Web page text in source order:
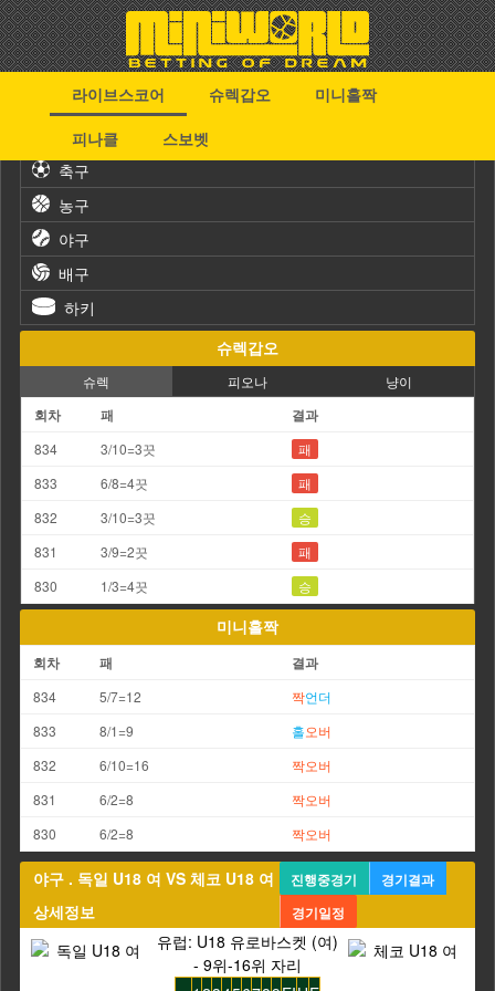
라이브스코어 슈렉갑오
미니홀짝
피나클
스보벳
축구
농구
야구
배구
하키
슈렉갑오
슈렉 피오나 냥이
회차 패 결과
834 3/10=3끗
패
833
6/8=4끗
패
832
3/10=3끗
승
831
3/9=2끗
패
830
1/3=4끗 승
미니홀짝
회차 패 결과
834 5/7=12 짝언더
833
8/1=9 홀오버
832
6/10=16 짝오버
831
6/2=8 짝오버
830
6/2=8 짝오버
야구 . 독일 U18 여 VS 체코 U18 여
상세정보
진행중경기
경기결과
경기일정
유럽: U18 유로바스켓 (여)
- 9위-16위 자리